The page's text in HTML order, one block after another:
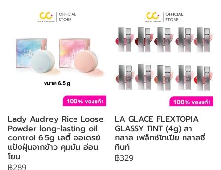
Lady Audrey Rice Loose
Powder long-lasting oil
control 6.5g เลดี้ ออเดรย์
แป้งฝุ่นจากข้าว คุมมัน อ่อน
โยน
฿289
LA GLACE FLEXTOPIA
GLASSY TINT (4g) ลา
กลาส เฟล็กซ์โทเปีย กลาสซี่
ทินท์
฿329